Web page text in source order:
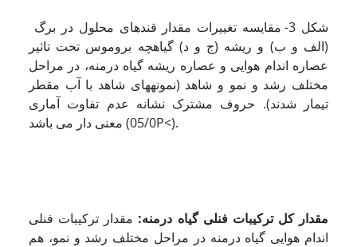
شکل 3- مقایسه تغییرات مقدار قند­های محلول در برگ
(الف و ب) و ریشه (ج و د) گیاهچه بروموس تحت تاثیر
عصاره اندام هوایی و عصاره ریشه گیاه درمنه، در مراحل
مختلف رشد و نمو و شاهد (نمونه­های شاهد با آب مقطر
تیمار شدند). حروف مشترک نشانه عدم تفاوت آماری
معنی دار می باشد (05/0P<).
مقدار کل ترکیبات فنلی گیاه درمنه: مقدار ترکیبات فنلی
اندام هوایی گیاه درمنه در مراحل مختلف رشد و نمو، هم